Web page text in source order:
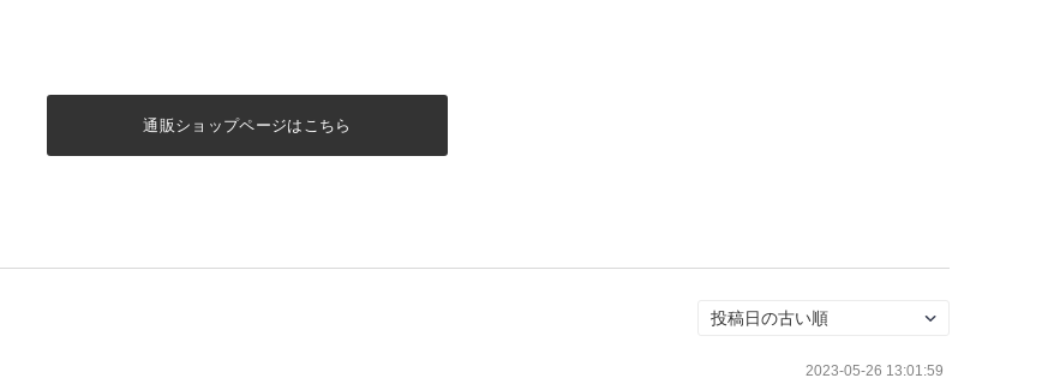
通販ショップページはこちら
2023-05-26 13:01:59